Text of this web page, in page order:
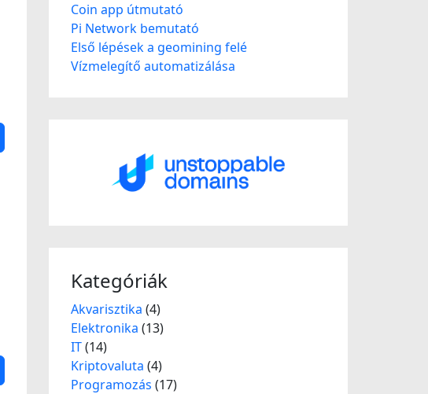
Coin app útmutató
Pi Network bemutató
Első lépések a geomining felé
Vízmelegítő automatizálása
Kategóriák
Akvarisztika (4)
Elektronika (13)
IT(14)
Kriptovaluta (4)
Programozás (17)